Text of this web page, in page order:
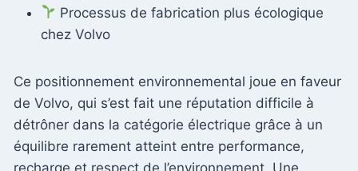
Processus de fabrication plus écologique
chez Volvo
Ce positionnement environnemental joue en faveur
de Volvo, qui s’est fait une réputation difficile à
détrôner dans la catégorie électrique grâce à un
équilibre rarement atteint entre performance,
recharge et respect de l’environnement. Une